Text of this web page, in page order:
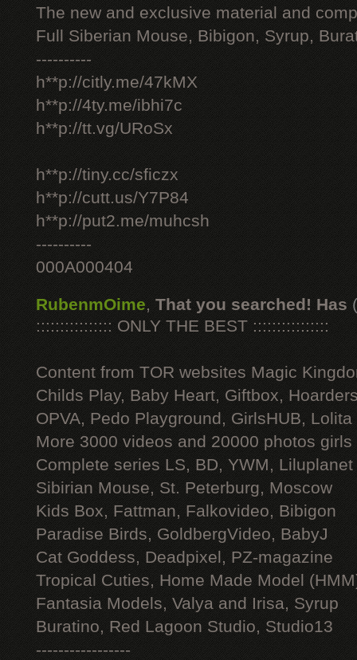
The new and exclusive material and
Full Siberian Mouse, Bibigon, Syrup,
----------
h**p://citly.me/47kMX
h**p://4ty.me/ibhi7c
h**p://tt.vg/URoSx
h**p://tiny.cc/sficzx
h**p://cutt.us/Y7P84
h**p://put2.me/muhcsh
----------
000A000404
RubenmOime, That you searched! Has
:::::::::::::::: ONLY THE BEST ::::::::::::::::
Content from TOR websites Magic
Childs Play, Baby Heart, Giftbox,
OPVA, Pedo Playground, GirlsHUB, Lolita
More 3000 videos and 20000 photos
Complete series LS, BD, YWM, Liluplanet
Sibirian Mouse, St. Peterburg, Moscow
Kids Box, Fattman, Falkovideo, Bibigon
Paradise Birds, GoldbergVideo, BabyJ
Cat Goddess, Deadpixel, PZ-magazine
Tropical Cuties, Home Made Model
Fantasia Models, Valya and Irisa, Syrup
Buratino, Red Lagoon Studio, Studio13
-----------------